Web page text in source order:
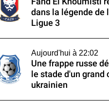
dans la légende de
Ligue 3
Aujourd'hui à 22:02
Une frappe russe
le stade d'un grand
ukrainien